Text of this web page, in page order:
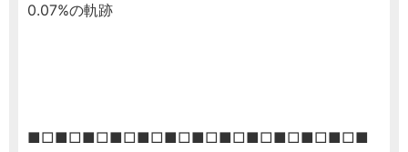
0.07%の軌跡
■□■□■□■□■□■□■□■□■□■□■□■□■